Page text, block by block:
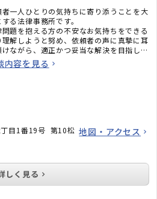
者一人ひとりの気持ちに寄り添うことを大
る法律事務所です。
問題を抱える方の不安なお気持ちをできる
理解しようと努め、依頼者の声に真摯に耳
けながら、適正かつ妥当な解決を目指して
件の事案に取り組んでいます。
に対応している点も特徴です。
内容を見る
目1番19号 第10松 地図・アクセス
しく見る